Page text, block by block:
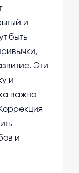
и
быть
Эти
и
важна
и